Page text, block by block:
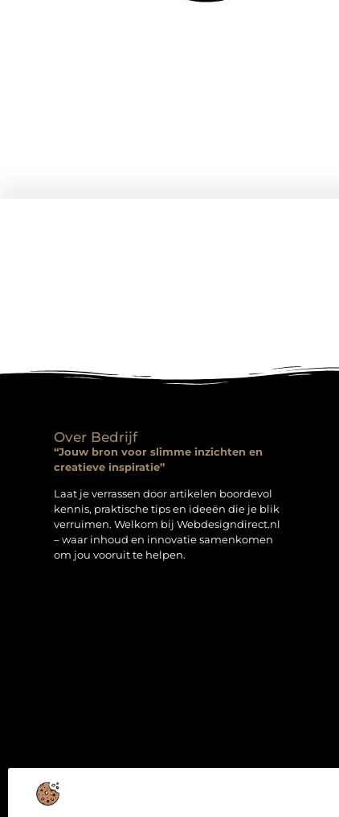
Over Bedrijf
“Jouw bron voor slimme inzichten en
creatieve inspiratie”
Laat je verrassen door artikelen boordevol
kennis, praktische tips en ideeën die je blik
verruimen. Welkom bij Webdesigndirect.nl
– waar inhoud en innovatie samenkomen
om jou vooruit te helpen.